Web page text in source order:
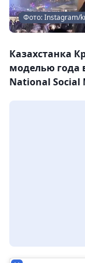
Фото: Instagram/
Казахстанка
моделью года
National Social